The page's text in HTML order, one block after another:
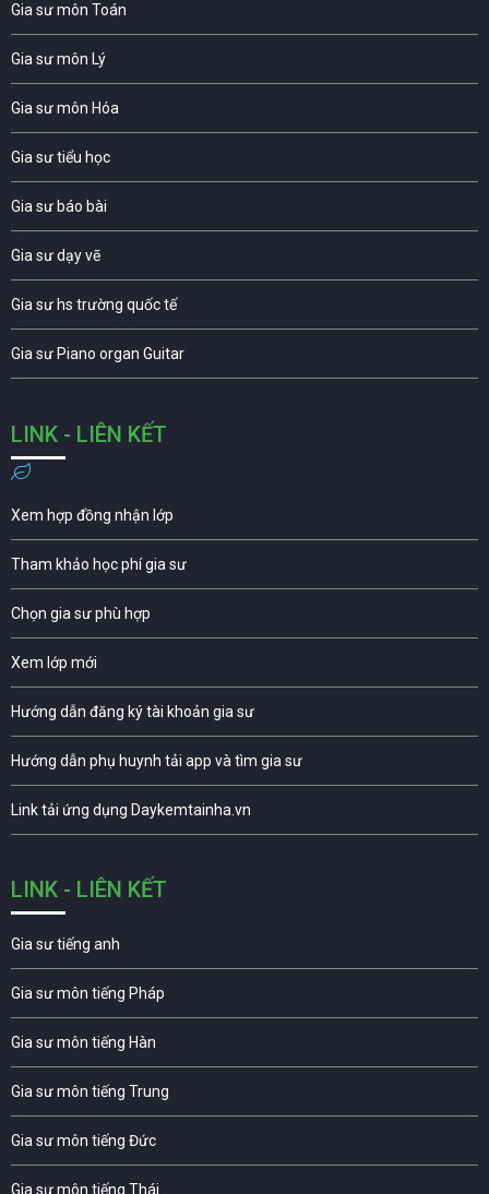
Gia sư môn Toán
Gia sư môn Lý
Gia sư môn Hóa
Gia sư tiểu học
Gia sư báo bài
Gia sư dạy vẽ
Gia sư hs trường quốc tế
Gia sư Piano organ Guitar
LINK - LIÊN KẾT
Xem hợp đồng nhận lớp
Tham khảo học phí gia sư
Chọn gia sư phù hợp
Xem lớp mới
Hướng dẫn đăng ký tài khoản gia sư
Hướng dẫn phụ huynh tải app và tìm gia sư
Link tải ứng dụng Daykemtainha.vn
LINK - LIÊN KẾT
Gia sư tiếng anh
Gia sư môn tiếng Pháp
Gia sư môn tiếng Hàn
Gia sư môn tiếng Trung
Gia sư môn tiếng Đức
Gia sư môn tiếng Thái